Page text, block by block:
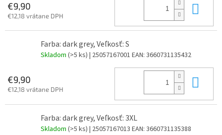
€9,90
€12,18 vrátane DPH
Farba: dark grey, Veľkosť: S
Skladom (>5 ks) | 25057167001 EAN: 3660731135432
€9,90
€12,18 vrátane DPH
Farba: dark grey, Veľkosť: 3XL
Skladom (>5 ks) | 25057167013 EAN: 3660731135388